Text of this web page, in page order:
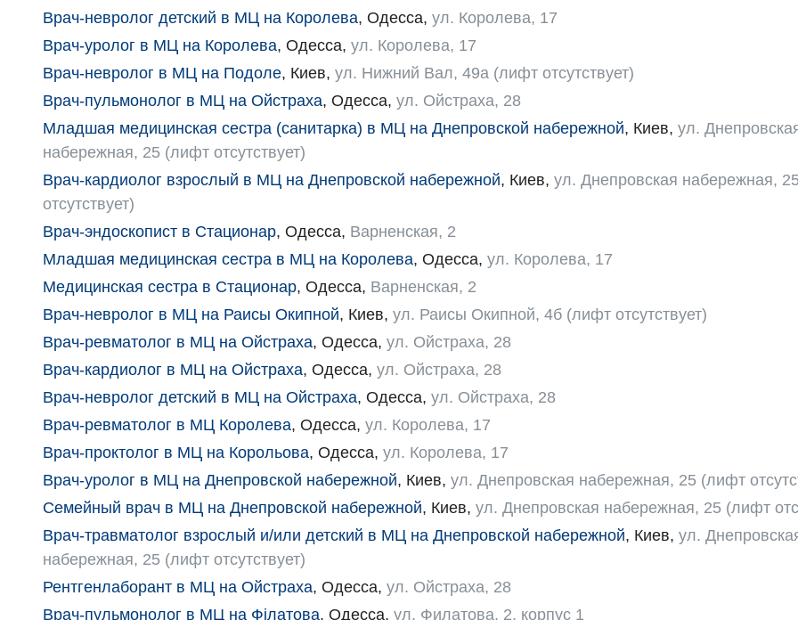
Врач-невролог детский в МЦ на Королева, Одесса, ул. Королева, 17
Врач-уролог в МЦ на Королева, Одесса, ул. Королева, 17
Врач-невролог в МЦ на Подоле, Киев, ул. Нижний Вал, 49а (лифт отсутствует)
Врач-пульмонолог в МЦ на Ойстраха, Одесса, ул. Ойстраха, 28
Младшая медицинская сестра (санитарка) в МЦ на Днепровской набережной, Киев, ул.
набережная, 25 (лифт отсутствует)
Врач-кардиолог взрослый в МЦ на Днепровской набережной, Киев, ул. Днепровская набережная,
отсутствует)
Врач-эндоскопист в Стационар, Одесса, Варненская, 2
Младшая медицинская сестра в МЦ на Королева, Одесса, ул. Королева, 17
Медицинская сестра в Стационар, Одесса, Варненская, 2
Врач-невролог в МЦ на Раисы Окипной, Киев, ул. Раисы Окипной, 4б (лифт отсутствует)
Врач-ревматолог в МЦ на Ойстраха, Одесса, ул. Ойстраха, 28
Врач-кардиолог в МЦ на Ойстраха, Одесса, ул. Ойстраха, 28
Врач-невролог детский в МЦ на Ойстраха, Одесса, ул. Ойстраха, 28
Врач-ревматолог в МЦ Королева, Одесса, ул. Королева, 17
Врач-проктолог в МЦ на Корольова, Одесса, ул. Королева, 17
Врач-уролог в МЦ на Днепровской набережной, Киев, ул. Днепровская набережная, 25 (лифт
Семейный врач в МЦ на Днепровской набережной, Киев, ул. Днепровская набережная, 25 (лифт
Врач-травматолог взрослый и/или детский в МЦ на Днепровской набережной, Киев, ул.
набережная, 25 (лифт отсутствует)
Рентгенлаборант в МЦ на Ойстраха, Одесса, ул. Ойстраха, 28
Врач-пульмонолог в МЦ на Філатова, Одесса, ул. Филатова, 2, корпус 1